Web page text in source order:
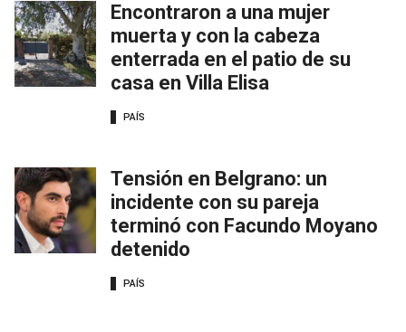
Encontraron a una mujer
muerta y con la cabeza
enterrada en el patio de su
casa en Villa Elisa
PAÍS
Tensión en Belgrano: un
incidente con su pareja
terminó con Facundo Moyano
detenido
PAÍS